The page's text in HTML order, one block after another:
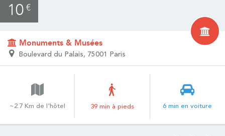
10 €
Monuments & Musées
Boulevard du Palais, 75001 Paris
~2.7 Km de l'hôtel 39 min à pieds 6 min en voiture